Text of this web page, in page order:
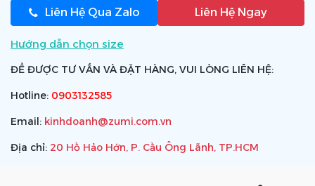
Liên Hệ Qua Zalo Liên Hệ Ngay
Hướng dẫn chọn size
ĐỂ ĐƯỢC TƯ VẤN VÀ ĐẶT HÀNG, VUI LÒNG LIÊN HỆ:
Hotline: 0903132585
Email: kinhdoanh@zumi.com.vn
Địa chỉ: 20 Hồ Hảo Hớn, P. Cầu Ông Lãnh, TP.HCM